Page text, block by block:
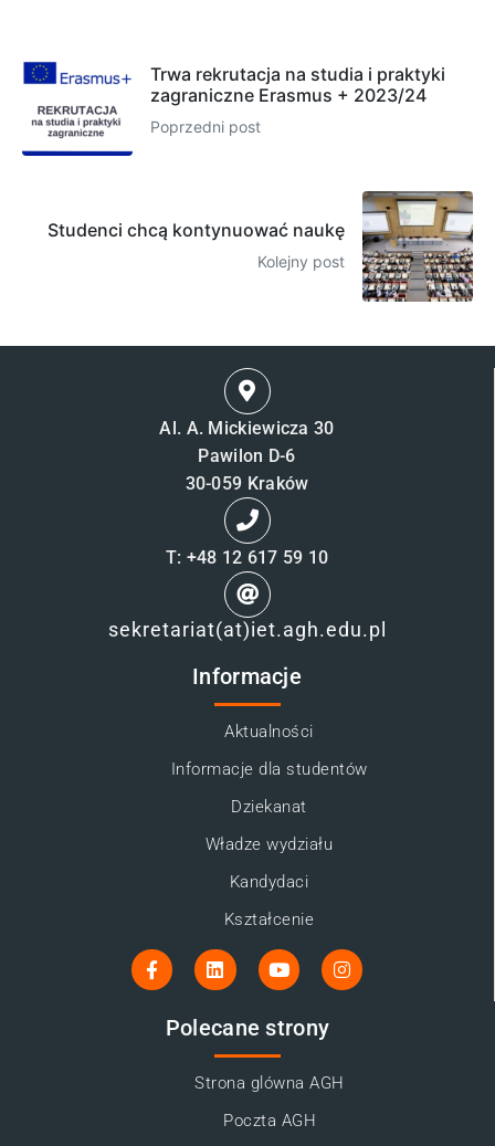
Trwa rekrutacja na studia i praktyki
zagraniczne Erasmus + 2023/24
Poprzedni post
Studenci chcą kontynuować naukę
Kolejny post
Al. A. Mickiewicza 30
Pawilon D-6
30-059 Kraków
T: +48 12 617 59 10
sekretariat(at)iet.agh.edu.pl
Informacje
Aktualności
Informacje dla studentów
Dziekanat
Władze wydziału
Kandydaci
Kształcenie
Polecane strony
Strona glówna AGH
Poczta AGH